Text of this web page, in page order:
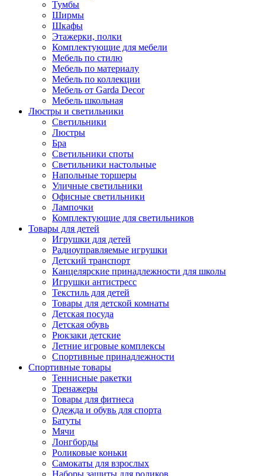
Тумбы
Ширмы
Шкафы
Этажерки, полки
Комплектующие для мебели
Мебель по стилю
Мебель по материалу
Мебель по коллекции
Мебель от Garda Decor
Мебель школьная
Люстры и светильники
Светильники
Люстры
Бра
Светильники споты
Светильники настольные
Напольные торшеры
Уличные светильники
Офисные светильники
Лампочки
Комплектующие для светильников
Товары для детей
Игрушки для детей
Радиоуправляемые игрушки
Детский транспорт
Канцелярские принадлежности для школы
Игрушки антистресс
Текстиль для детей
Товары для детской комнаты
Детская посуда
Детская обувь
Рюкзаки детские
Летние игровые комплексы
Спортивные принадлежности
Спортивные товары
Теннисные ракетки
Тренажеры
Товары для фитнеса
Одежда и обувь для спорта
Батуты
Мячи
Лонгборды
Роликовые коньки
Самокаты для взрослых
Наборы защиты для роликов